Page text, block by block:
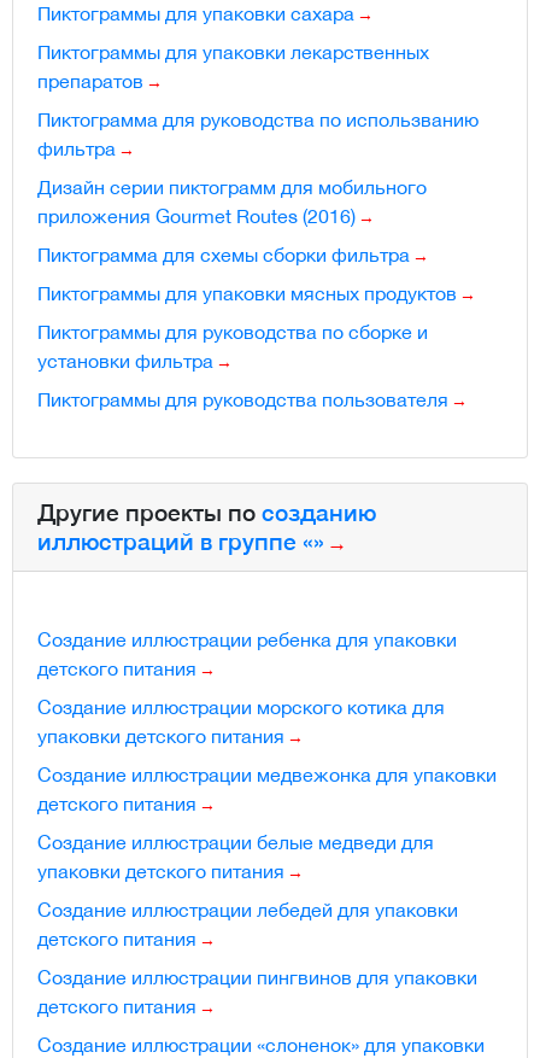
Пиктограммы для упаковки сахара
Пиктограммы для упаковки лекарственных
препаратов
Пиктограмма для руководства по использванию
фильтра
Дизайн серии пиктограмм для мобильного
приложения Gourmet Routes (2016)
Пиктограмма для схемы сборки фильтра
Пиктограммы для упаковки мясных продуктов
Пиктограммы для руководства по сборке и
установки фильтра
Пиктограммы для руководства пользователя
Другие проекты по созданию
иллюстраций в группе «»
Создание иллюстрации ребенка для упаковки
детского питания
Создание иллюстрации морского котика для
упаковки детского питания
Создание иллюстрации медвежонка для упаковки
детского питания
Создание иллюстрации белые медведи для
упаковки детского питания
Создание иллюстрации лебедей для упаковки
детского питания
Создание иллюстрации пингвинов для упаковки
детского питания
Создание иллюстрации «слоненок» для упаковки